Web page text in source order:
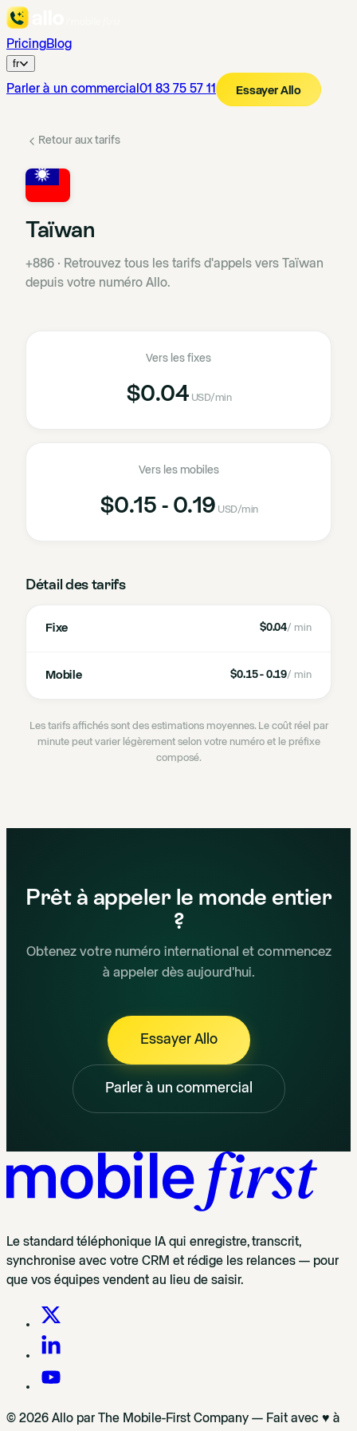
PricingBlog
fr
Parler à un commercial 01 83 75 57 11 Essayer Allo
Retour aux tarifs
Taïwan
+886 · Retrouvez tous les tarifs d'appels vers Taïwan
depuis votre numéro Allo.
Vers les fixes
$0.04 USD/min
Vers les mobiles
$0.15 - 0.19 USD/min
Détail des tarifs
Fixe $0.04/ min
Mobile $0.15 - 0.19/ min
Les tarifs affichés sont des estimations moyennes. Le coût réel par
minute peut varier légèrement selon votre numéro et le préfixe
composé.
Prêt à appeler le monde entier
?
Obtenez votre numéro international et commencez
à appeler dès aujourd'hui.
Essayer Allo
Parler à un commercial
Le standard téléphonique IA qui enregistre, transcrit,
synchronise avec votre CRM et rédige les relances — pour
que vos équipes vendent au lieu de saisir.
© 2026 Allo par The Mobile-First Company — Fait avec ♥ à